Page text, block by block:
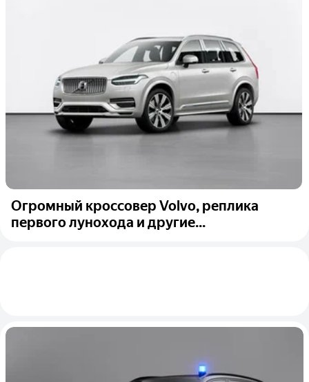
Огромный кроссовер Volvo, реплика
первого лунохода и другие...